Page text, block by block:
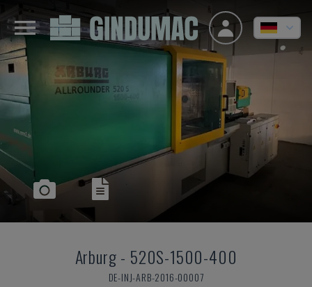
Arburg- 520S-1500-400
DE-INJ-ARB-2016-00007